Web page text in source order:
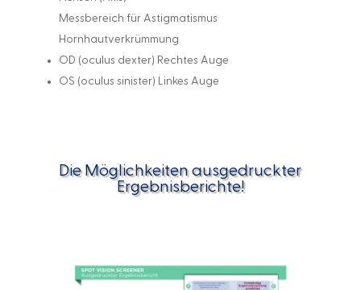
Messbereich für Astigmatismus
Hornhautverkrümmung
OD (oculus dexter) Rechtes Auge
OS (oculus sinister) Linkes Auge
Die Möglichkeiten ausgedruckter
Ergebnisberichte!